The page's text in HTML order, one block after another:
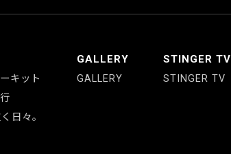
キット
日々。
GALLERY
GALLERY
STINGER TV
STINGER TV